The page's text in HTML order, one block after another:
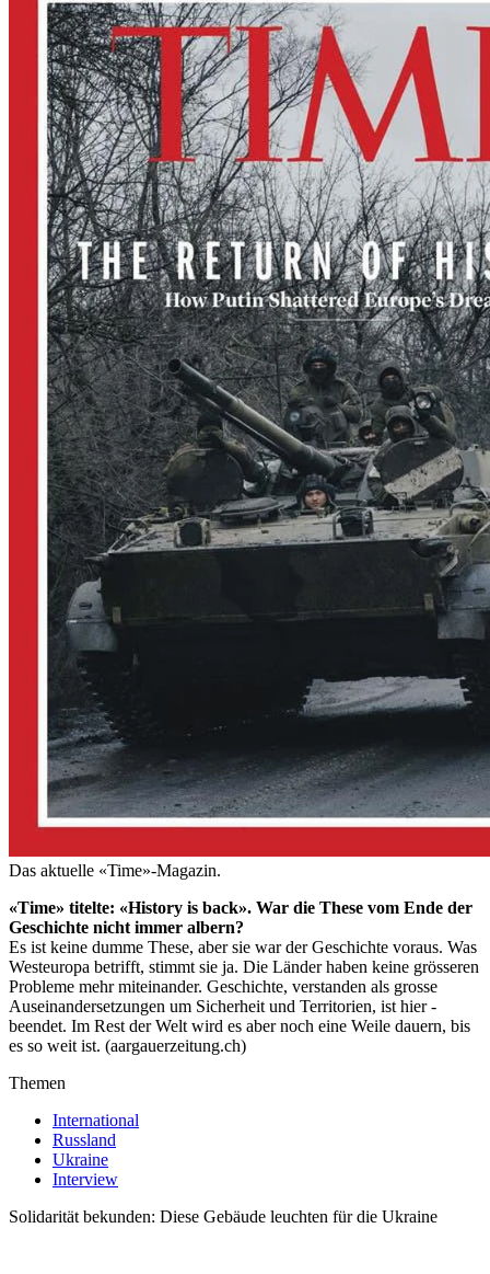
Das aktuelle «Time»-Magazin.
«Time» titelte: «History is back». War die These vom Ende der
Geschichte nicht immer albern?
Es ist keine dumme These, aber sie war der Geschichte voraus. Was
Westeuropa betrifft, stimmt sie ja. Die Länder haben keine grösseren
Probleme mehr miteinander. Geschichte, verstanden als grosse
Auseinandersetzungen um Sicherheit und Territorien, ist hier ­
beendet. Im Rest der Welt wird es aber noch eine Weile dauern, bis
es so weit ist. (aargauerzeitung.ch)
Themen
International
Russland
Ukraine
Interview
Solidarität bekunden: Diese Gebäude leuchten für die Ukraine